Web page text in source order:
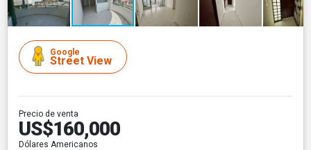
Google
Street View
Precio de venta
US$160,000
Dólares Americanos